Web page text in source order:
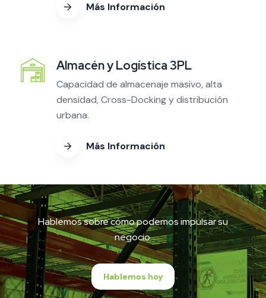
Más Información
Almacén y Logística 3PL
Capacidad de almacenaje masivo, alta
densidad, Cross-Docking y distribución
urbana.
Más Información
Hablemos sobre cómo podemos impulsar su
negocio.
Hablemos hoy